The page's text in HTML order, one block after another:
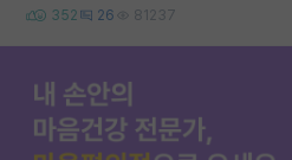
352 26 81237